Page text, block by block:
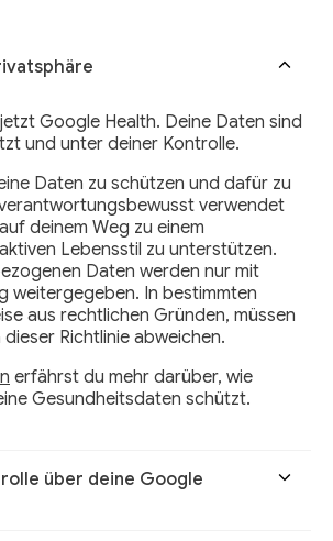
Google Health. Deine Daten sind
und unter deiner Kontrolle.
Daten zu schützen und dafür zu
verwendet
deinem Weg zu einem
Lebensstil zu unterstützen.
Daten werden nur mit
weitergegeben. In bestimmten
aus rechtlichen Gründen, müssen
Richtlinie abweichen.
erfährst du mehr darüber, wie
Gesundheitsdaten schützt.
über deine Google